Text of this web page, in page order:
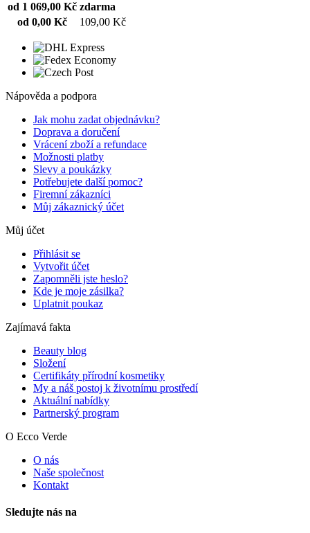
od 1 069,00 Kč zdarma
od 0,00 Kč
109,00 Kč
Nápověda a podpora
Jak mohu zadat objednávku?
Doprava a doručení
Vrácení zboží a refundace
Možnosti platby
Slevy a poukázky
Potřebujete další pomoc?
Firemní zákazníci
Můj zákaznický účet
Můj účet
Přihlásit se
Vytvořit účet
Zapomněli jste heslo?
Kde je moje zásilka?
Uplatnit poukaz
Zajímavá fakta
Beauty blog
Složení
Certifikáty přírodní kosmetiky
My a náš postoj k životnímu prostředí
Aktuální nabídky
Partnerský program
O Ecco Verde
O nás
Naše společnost
Kontakt
Sledujte nás na